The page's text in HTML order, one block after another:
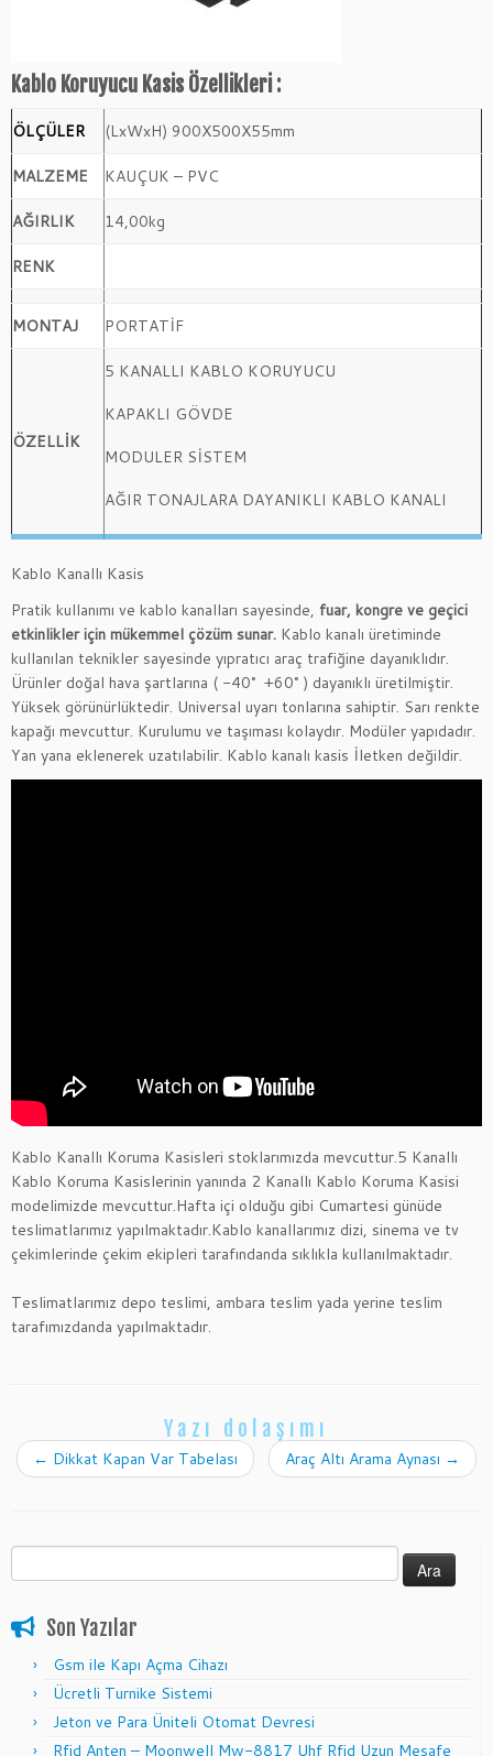
Kablo Koruyucu Kasis Özellikleri :​
ÖLÇÜLER (LxWxH) 900X500X55mm
MALZEME KAUÇUK – PVC
AĞIRLIK 14,00kg
RENK
MONTAJ PORTATİF
ÖZELLİK
5 KANALLI KABLO KORUYUCU
KAPAKLI GÖVDE
MODULER SİSTEM
AĞIR TONAJLARA DAYANIKLI KABLO KANALI
Kablo Kanallı Kasis
Pratik kullanımı ve kablo kanalları sayesinde, fuar, kongre ve geçici
etkinlikler için mükemmel çözüm sunar. Kablo kanalı üretiminde
kullanılan teknikler sayesinde yıpratıcı araç trafiğine dayanıklıdır.
Ürünler doğal hava şartlarına ( -40° +60° ) dayanıklı üretilmiştir.
Yüksek görünürlüktedir. Universal uyarı tonlarına sahiptir. Sarı renkte
kapağı mevcuttur. Kurulumu ve taşıması kolaydır. Modüler yapıdadır.
Yan yana eklenerek uzatılabilir. Kablo kanalı kasis İletken değildir.
Kablo Kanallı Koruma Kasisleri stoklarımızda mevcuttur.5 Kanallı
Kablo Koruma Kasislerinin yanında 2 Kanallı Kablo Koruma Kasisi
modelimizde mevcuttur.Hafta içi olduğu gibi Cumartesi günüde
teslimatlarımız yapılmaktadır.Kablo kanallarımız dizi, sinema ve tv
çekimlerinde çekim ekipleri tarafındanda sıklıkla kullanılmaktadır.
Teslimatlarımız depo teslimi, ambara teslim yada yerine teslim
tarafımızdanda yapılmaktadır.
Yazı dolaşımı
← Dikkat Kapan Var Tabelası Araç Altı Arama Aynası →
Son Yazılar
Gsm ile Kapı Açma Cihazı
Ücretli Turnike Sistemi
Jeton ve Para Üniteli Otomat Devresi
Rfid Anten – Moonwell Mw-8817 Uhf Rfid Uzun Mesafe